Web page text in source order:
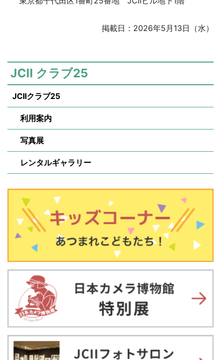
掲載日：2026年5月13日（水）
JCII クラブ25
JCIIクラブ25
利用案内
写真展
レンタルギャラリー